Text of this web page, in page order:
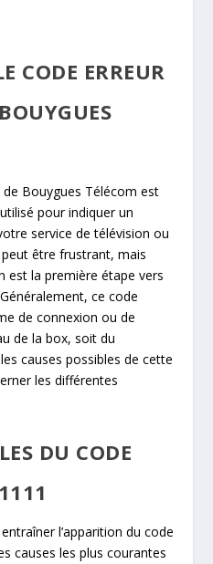
CODE ERREUR
Bouygues Télécom est
pour indiquer un
service de télévision ou
être frustrant, mais
est la première étape vers
ce code
de connexion ou de
de la box, soit du
causes possibles de cette
les différentes
DU CODE
l’apparition du code
causes les plus courantes